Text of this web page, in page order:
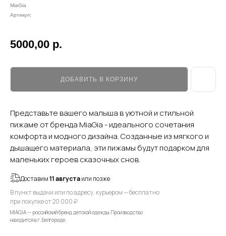
MiaGia
Артикул:
5000,00 р.
ДОБАВИТЬ В КОРЗИНУ
Представьте вашего малыша в уютной и стильной
пижаме от бренда MiaGia - идеального сочетания
комфорта и модного дизайна. Созданные из мягкого и
дышащего материала, эти пижамы будут подарком для
маленьких героев сказочных снов.
Доставим11 августаили позже
В пункт выдачи или по адресу, курьером — бесплатно
при покупке от 20 000 ₽
MIAGIA — российский бренд детской одежды. Производство
находится в г. Белгороде.